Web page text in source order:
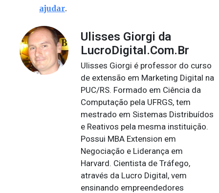
ajudar.
Ulisses Giorgi da
LucroDigital.Com.Br
Ulisses Giorgi é professor do curso
de extensão em Marketing Digital na
PUC/RS. Formado em Ciência da
Computação pela UFRGS, tem
mestrado em Sistemas Distribuídos
e Reativos pela mesma instituição.
Possui MBA Extension em
Negociação e Liderança em
Harvard. Cientista de Tráfego,
através da Lucro Digital, vem
ensinando empreendedores